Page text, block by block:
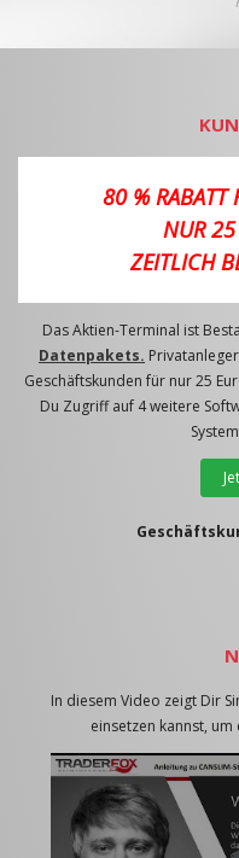
80 % RABATT
NUR
ZEITLICH
Das Aktien-Terminal ist
Datenpakets.
Geschäftskunden für nur 25
Du Zugriff auf 4 weitere
In diesem Video zeigt Dir
einsetzen kannst,